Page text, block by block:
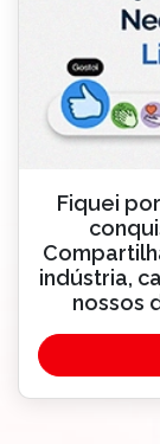
Fiquei
indústria,
nossos